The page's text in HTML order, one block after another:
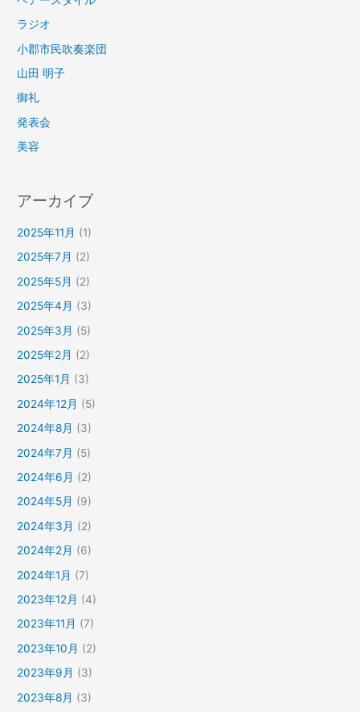
ラジオ
小郡市民吹奏楽団
山田 明子
御礼
発表会
美容
アーカイブ
2025年11月 (1)
2025年7月 (2)
2025年5月 (2)
2025年4月 (3)
2025年3月 (5)
2025年2月 (2)
2025年1月 (3)
2024年12月 (5)
2024年8月 (3)
2024年7月 (5)
2024年6月 (2)
2024年5月 (9)
2024年3月 (2)
2024年2月 (6)
2024年1月 (7)
2023年12月 (4)
2023年11月 (7)
2023年10月 (2)
2023年9月 (3)
2023年8月 (3)